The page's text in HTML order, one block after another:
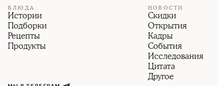
БЛЮДА
Истории
Подборки
Рецепты
Продукты
НОВОСТИ
Скидки
Открытия
Кадры
События
Исследования
Цитата
Другое